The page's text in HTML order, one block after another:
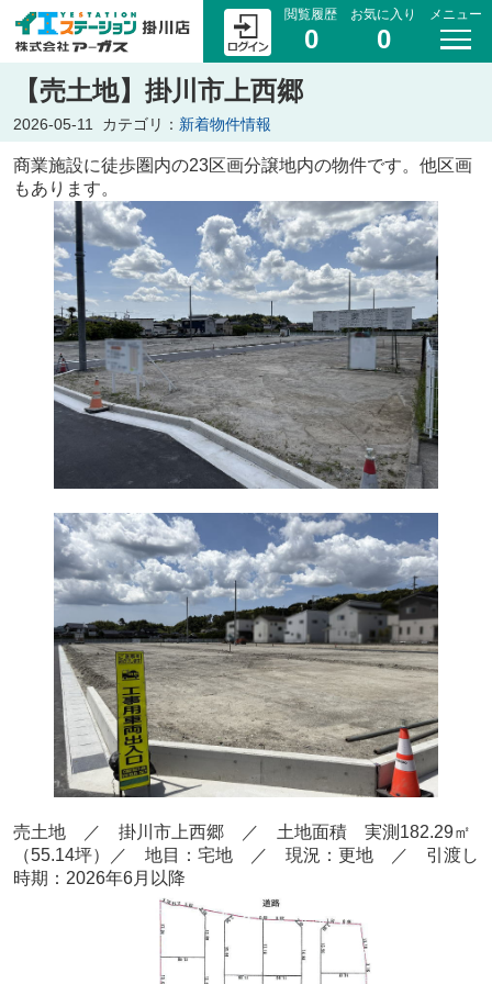
閲覧履歴
0
お気に入り
0
メニュー
【売土地】掛川市上西郷
2026-05-11 カテゴリ： 新着物件情報
商業施設に徒歩圏内の23区画分譲地内の物件です。他区画
もあります。
売土地 ／ 掛川市上西郷 ／ 土地面積 実測182.29㎡
（55.14坪） ／ 地目：宅地／ 現況：更地 ／ 引渡し
時期：2026年6月以降